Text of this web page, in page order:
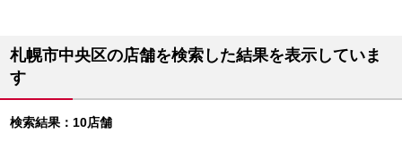
札幌市中央区の店舗を検索した結果を表示していま
す
検索結果：10店舗